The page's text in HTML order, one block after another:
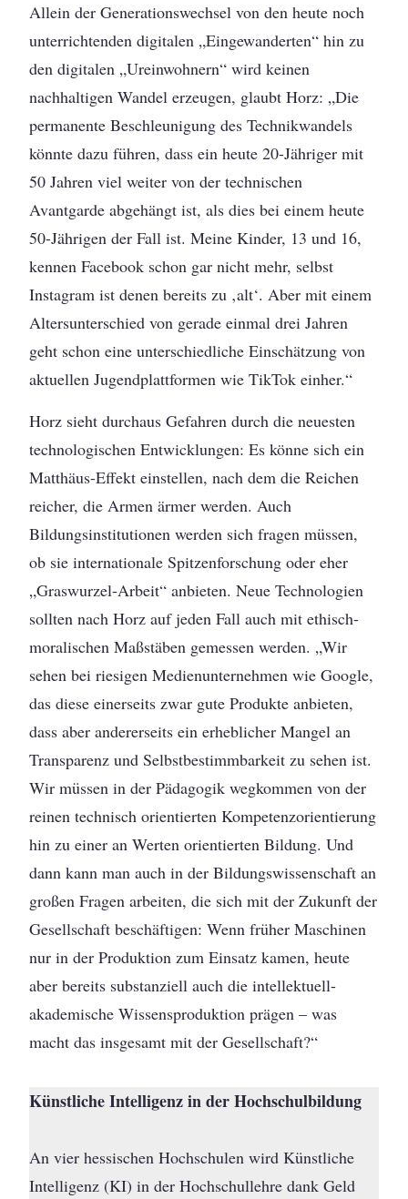
Allein der Generationswechsel von den heute noch
unterrichtenden digitalen „Eingewanderten“ hin zu
den digitalen „Ureinwohnern“ wird keinen
nachhaltigen Wandel erzeugen, glaubt Horz: „Die
permanente Beschleunigung des Technikwandels
könnte dazu führen, dass ein heute 20-Jähriger mit
50 Jahren viel weiter von der technischen
Avantgarde abgehängt ist, als dies bei einem heute
50-Jährigen der Fall ist. Meine Kinder, 13 und 16,
kennen Facebook schon gar nicht mehr, selbst
Instagram ist denen bereits zu ‚alt‘. Aber mit einem
Altersunterschied von gerade einmal drei Jahren
geht schon eine unterschiedliche Einschätzung von
aktuellen Jugendplattformen wie TikTok einher.“
Horz sieht durchaus Gefahren durch die neuesten
technologischen Entwicklungen: Es könne sich ein
Matthäus-Effekt einstellen, nach dem die Reichen
reicher, die Armen ärmer werden. Auch
Bildungsinstitutionen werden sich fragen müssen,
ob sie internationale Spitzenforschung oder eher
„Graswurzel-Arbeit“ anbieten. Neue Technologien
sollten nach Horz auf jeden Fall auch mit ethisch-
moralischen Maßstäben gemessen werden. „Wir
sehen bei riesigen Medienunternehmen wie Google,
das diese einerseits zwar gute Produkte anbieten,
dass aber andererseits ein erheblicher Mangel an
Transparenz und Selbstbestimmbarkeit zu sehen ist.
Wir müssen in der Pädagogik wegkommen von der
reinen technisch orientierten Kompetenzorientierung
hin zu einer an Werten orientierten Bildung. Und
dann kann man auch in der Bildungswissenschaft an
großen Fragen arbeiten, die sich mit der Zukunft der
Gesellschaft beschäftigen: Wenn früher Maschinen
nur in der Produktion zum Einsatz kamen, heute
aber bereits substanziell auch die intellektuell-
akademische Wissensproduktion prägen – was
macht das insgesamt mit der Gesellschaft?“
Künstliche Intelligenz in der Hochschulbildung
An vier hessischen Hochschulen wird Künstliche
Intelligenz (KI) in der Hochschullehre dank Geld